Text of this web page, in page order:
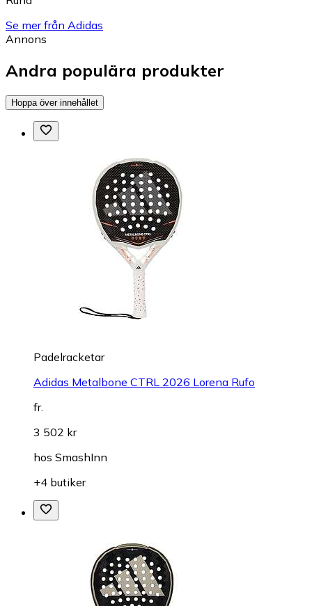
Se mer från Adidas
Annons
Andra populära produkter
Hoppa över innehållet
Padelracketar
Adidas Metalbone CTRL 2026 Lorena Rufo
fr.
3 502 kr
hos SmashInn
+4 butiker